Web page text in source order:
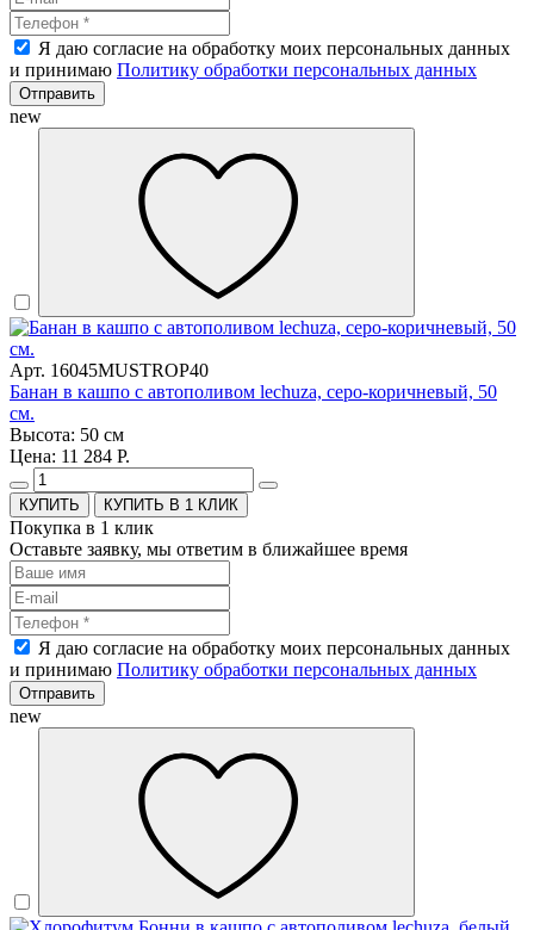
Я даю согласие на обработку моих персональных данных
и принимаю Политику обработки персональных данных
Отправить
new
Арт. 16045MUSTROP40
Банан в кашпо с автополивом lechuza, серо-коричневый, 50
см.
Высота: 50 см
Цена: 11 284 Р.
КУПИТЬ В 1 КЛИК
Покупка в 1 клик
Оставьте заявку, мы ответим в ближайшее время
Я даю согласие на обработку моих персональных данных
и принимаю Политику обработки персональных данных
Отправить
new